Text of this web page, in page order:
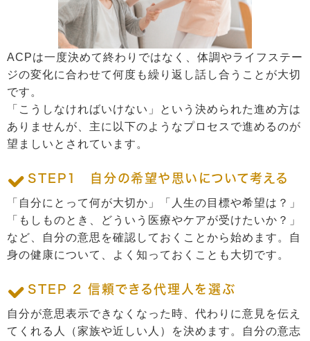
ACPは一度決めて終わりではなく、体調やライフステー
ジの変化に合わせて何度も繰り返し話し合うことが大切
です。
「こうしなければいけない」という決められた進め方は
ありませんが、主に以下のようなプロセスで進めるのが
望ましいとされています。
STEP1 自分の希望や思いについて考える
「自分にとって何が大切か」「人生の目標や希望は？」
「もしものとき、どういう医療やケアが受けたいか？」
など、自分の意思を確認しておくことから始めます。自
身の健康について、よく知っておくことも大切です。
STEP 2 信頼できる代理人を選ぶ
自分が意思表示できなくなった時、代わりに意見を伝え
てくれる人（家族や近しい人）を決めます。自分の意志